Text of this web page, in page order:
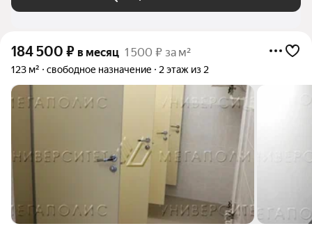
184 500 ₽ в месяц 1 500 ₽ за м²
123 м² свободное назначение 2 этаж из 2